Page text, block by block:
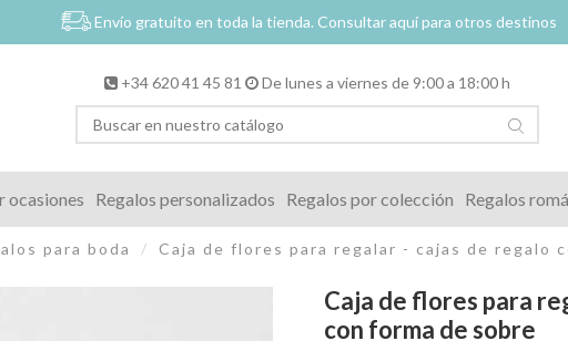
Envío gratuito en toda la tienda. Consultar aquí para otros destinos
+34 620 41 45 81 De lunes a viernes de 9:00 a 18:00 h
ocasiones Regalos personalizados Regalos por colección Regalos
para boda Caja de flores para regalar - cajas de regalo
Caja de flores para
con forma de sobre